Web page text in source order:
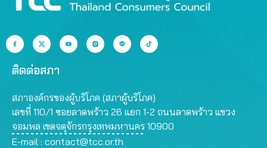
ติดต่อสภา
สภาองค์กรของผู้บริโภค (สภาผู้บริโภค)
เลขที่ 110/1 ซอยลาดพร้าว 26 แยก 1-2 ถนนลาดพร้าว แขวง
จอมพล เขตจตุจักรกรุงเทพมหานคร 10900
E-mail : contact@tcc.or.th